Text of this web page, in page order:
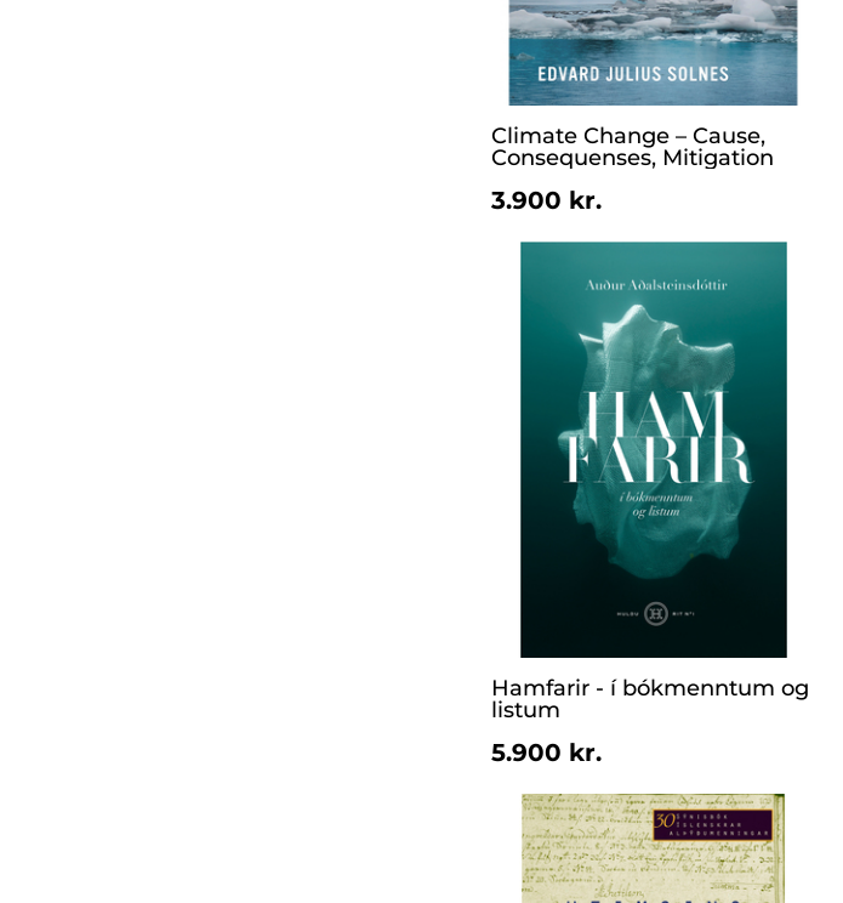
Climate Change – Cause,
Consequenses, Mitigation
3.900 kr.
Hamfarir - í bókmenntum og
listum
5.900 kr.